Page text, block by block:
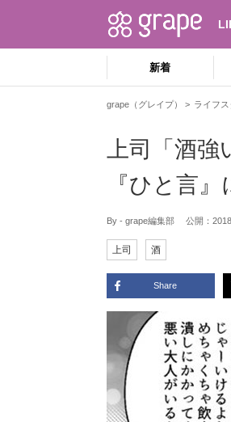
新着
grape（グレイプ） ライフ
上司「酒
『ひと言
By - grape編集部 公開：
上司 酒
Share